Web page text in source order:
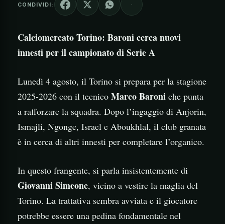
CONDIVIDI:
Calciomercato Torino: Baroni cerca nuovi
innesti per il campionato di Serie A
Lunedì 4 agosto, il Torino si prepara per la stagione
2025-2026 con il tecnico Marco Baroni che punta
a rafforzare la squadra. Dopo l’ingaggio di Anjorin,
Ismajli, Ngonge, Israel e Aboukhlal, il club granata
è in cerca di altri innesti per completare l’organico.
In questo frangente, si parla insistentemente di
Giovanni Simeone, vicino a vestire la maglia del
Torino. La trattativa sembra avviata e il giocatore
potrebbe essere una pedina fondamentale nel